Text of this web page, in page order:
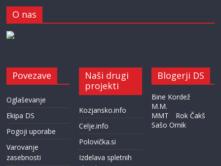
O nas
Povezave
Oglaševanje
Ekipa DS
Pogoji uporabe
Varovanje
zasebnosti
Naši drugi
projekti
Kozjansko.info
Celje.info
Polovička.si
Izdelava spletnih
Blogerji DS
Bine Kordež
M.M.
MMT
Rok Čakš
Sašo Ornik